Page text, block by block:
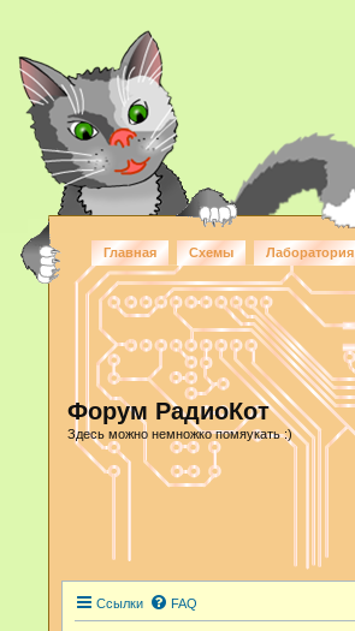
Главная Схемы Лаборатория
Форум РадиоКот
Здесь можно немножко помяукать :)
Ссылки FAQ